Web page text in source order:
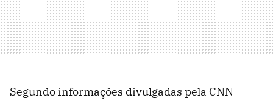
Segundo informações divulgadas pela CNN